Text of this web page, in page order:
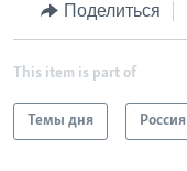
Поделиться
This item is part of
Темы дня Россия